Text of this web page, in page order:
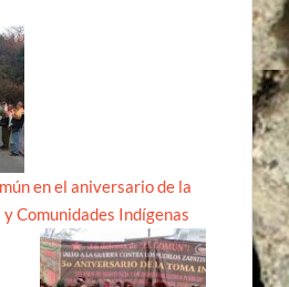
en el aniversario de la
y Comunidades Indígenas